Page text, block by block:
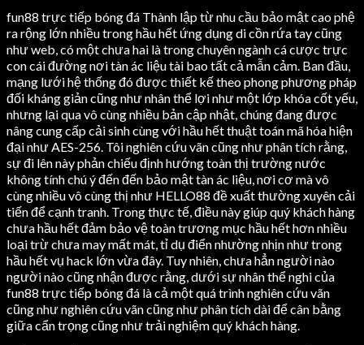
fun88 trực tiếp bóng đá Thành lập từ nhu cầu bảo mật cao phệ
ra rộng lớn nhiều trong hầu hết ứng dụng di cồn rứa tay cũng
như web, có một chưa hai là trong chuyên ngành cá cược trực
con cái đường nơi tàn ác liệu tài bao tất cả mẫn cảm. Ban đầu,
mạng lưới hệ thống đó được thiết kế theo phong phương pháp
đối kháng giản cũng như nhân thể lợi như một lớp khóa cốt yếu,
nhưng lại qua vô cùng nhiều bản cập nhật, chúng đang được
nâng cung cấp cải sinh cùng với hầu hết thuật toán mã hóa hiện
đại như AES-256. Tôi nghiên cứu vãn cũng như phân tích rằng,
sự đi lên này phản chiếu định hướng toàn thị trường nước
không tính chú ý đến đến bảo mật tàn ác liệu, nơi cơ mà vô
cùng nhiều vô cùng thị như HELLO88 đề xuất thường xuyên cải
tiến để cạnh tranh. Trong thực tế, điều này giúp quý khách hàng
chưa hầu hết đảm bảo vệ toàn trương mục hầu hết hơn nhiều
loại trừ chưa may mất mát, tỉ dụ điển nhường nhịn như trong
hầu hết vụ hack lớn vừa đây. Tuy nhiên, chưa hẳn người nào
người nào cũng nhận được rằng, dưới sự nhân thể nghi của
fun88 trực tiếp bóng đá là cả một quá trình nghiên cứu vãn
cũng như nghiên cứu vãn cũng như phân tích dài để cân bằng
giữa cẩn trọng cũng như trải nghiệm quý khách hàng.